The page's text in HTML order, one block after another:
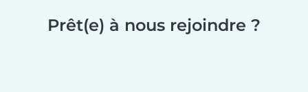
Prêt(e) à nous rejoindre ?